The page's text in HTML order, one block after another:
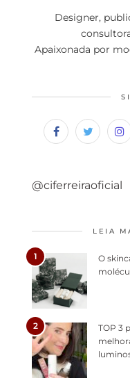
Designer,
Apaixonada por
@ciferreiraoficial
LEIA
1
O
2
TOP 3